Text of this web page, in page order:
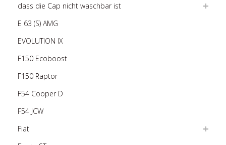
dass die Cap nicht waschbar ist
E 63 (S) AMG
EVOLUTION IX
F150 Ecoboost
F150 Raptor
F54 Cooper D
F54 JCW
Fiat